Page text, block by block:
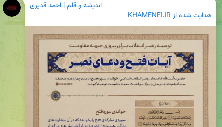
اندیشه و قلم | احمد قدیری
هدایت شده ازKHAMENEI.IR